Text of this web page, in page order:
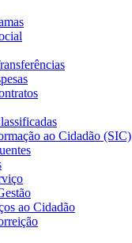
ao Cidadão (SIC)
ao Cidadão